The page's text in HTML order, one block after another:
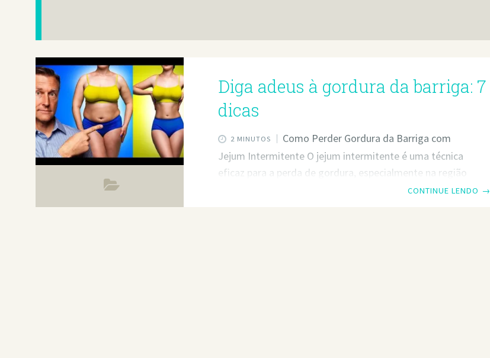
Diga adeus à gordura da barriga: 7
dicas
2 MINUTOS
Como Perder Gordura da Barriga com
Jejum Intermitente O jejum intermitente é uma técnica
eficaz para a perda de gordura, especialmente na região
abdominal. Neste artigo, vamos explorar as melhores
CONTINUE LENDO →